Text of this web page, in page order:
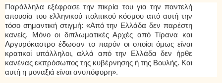
Παράλληλα εξέφρασε την πικρία του για την παντελή
απουσία του ελληνικού πολιτικού κόσμου από αυτή την
τόσο σημαντική στιγμή: «Από την Ελλάδα δεν παρέστη
κανείς. Μόνο οι διπλωματικές Αρχές από Τίρανα και
Αργυρόκαστρο έδωσαν το παρόν οι οποίοι όμως είναι
κρατικοί υπάλληλοι, αλλά από την Ελλάδα δεν ήρθε
κανένας εκπρόσωπος της κυβέρνησης ή της Βουλής. Και
αυτή η μοναξιά είναι ανυπόφορη».